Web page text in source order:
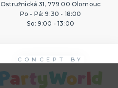
Ostružnická 31, 779 00 Olomouc
Po - Pá: 9:30 - 18:00
So: 9:00 - 13:00
CONCEPT BY